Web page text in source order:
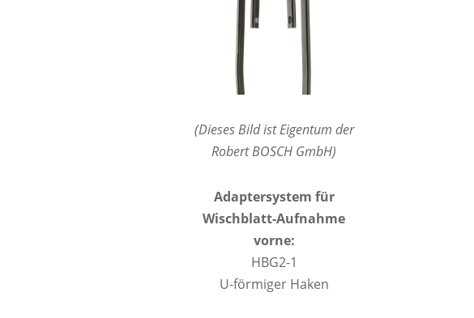
(Dieses Bild ist Eigentum der
Robert BOSCH GmbH)
Adaptersystem für
Wischblatt-Aufnahme
vorne:
HBG2-1
U-förmiger Haken